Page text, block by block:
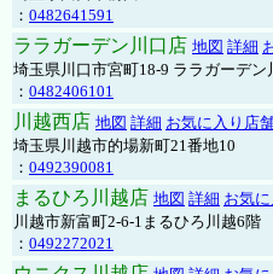
： 0482641591
ララガーデン川口店 地図 詳細
埼玉県川口市宮町18-9 ララガーデン
： 0482406101
川越西店 地図 詳細 お気に入り店
埼玉県川越市的場新町21番地10
： 0492390081
まるひろ川越店 地図 詳細 お気
川越市新富町2-6-1まるひろ川越6階
： 0492272021